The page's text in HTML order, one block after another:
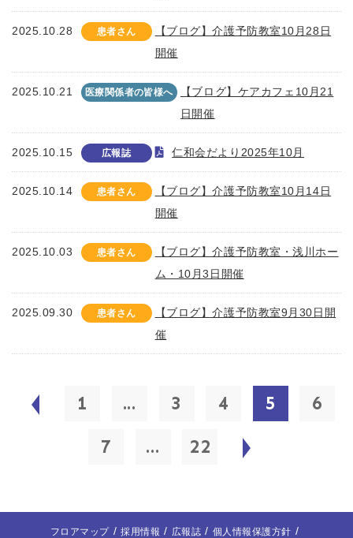
2025.10.28 患者さん
【ブログ】介護予防教室10月28日
開催
2025.10.21 医療関係者の皆様へ
【ブログ】ケアカフェ10月21
日開催
2025.10.15 広報誌 仁和会だより2025年10月
2025.10.14 患者さん
【ブログ】介護予防教室10月14日
開催
2025.10.03 患者さん
【ブログ】介護予防教室・浅川ホー
ム・10月3日開催
2025.09.30 患者さん
【ブログ】介護予防教室9月30日開
催
1 ... 3 4 5
6
7
... 22
フロアマップ 採用情報 広報誌
個人情報保護方針